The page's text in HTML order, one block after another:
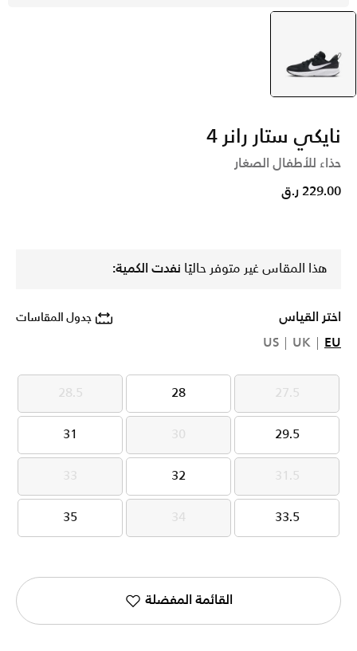
selected
أسود
نايكي ستار رانر 4
حذاء للأطفال الصغار
229.00 ر.ق
هذا المقاس غير متوفر حاليًا نفدت الكمية:
اختر القياس جدول المقاسات
EU
UK
US
27.5
27.5
28
28
28.5
28.5
29.5
29.5
30
30
31
31
31.5
31.5
32
32
33
33
33.5
33.5
34
34
35
35
القائمة المفضلة